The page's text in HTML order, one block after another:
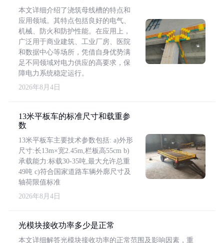
本文详细介绍了浇筑母线槽的特点和
应用领域。其特点包括良好的电气、
机械、防火和防护性能。在应用上，
广泛用于商业建筑、工业厂房、医院
和数据中心等场所，凭借自身优势满
足不同领域对电力供应的高要求，保
障电力系统稳定运行。
2026年8月4日
13米平板车的标准尺寸和载重参
数
13米平板车主要技术参数包括: a)外形
尺寸:长13m×宽2.45m,栏板高55cm b)
承载能力:标载30-35吨,最大允许总重
49吨 c)符合国家道路车辆外廓尺寸及
轴荷限值标准
2026年8月4日
光模块接收功率多少是正常
本文详细解答光模块接收功率的正常范围及影响因素，重